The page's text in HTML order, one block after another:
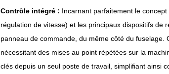
Contrôle intégré : Incarnant parfaitement le
régulation de vitesse) et les principaux dispositifs
panneau de commande, du même côté du fuselage.
nécessitant des mises au point répétées sur la
clés depuis un seul poste de travail, simplifiant ainsi